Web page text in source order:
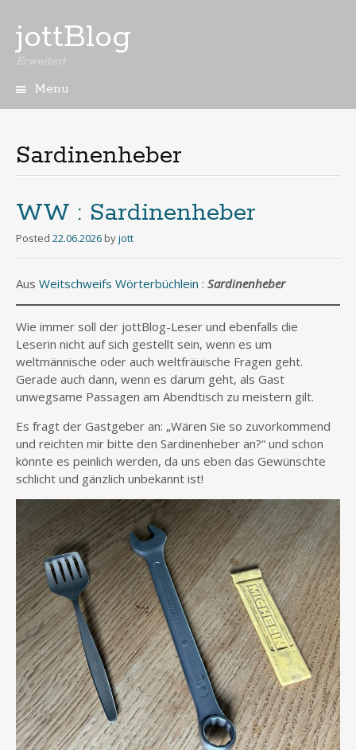
jottBlog
Erweitert
Menu
Sardinenheber
WW : Sardinenheber
Posted 22.06.2026 byjott
Aus Weitschweifs Wörterbüchlein : Sardinenheber
Wie immer soll der jottBlog-Leser und ebenfalls die
Leserin nicht auf sich gestellt sein, wenn es um
weltmännische oder auch weltfräuische Fragen geht.
Gerade auch dann, wenn es darum geht, als Gast
unwegsame Passagen am Abendtisch zu meistern gilt.
Es fragt der Gastgeber an: „Wären Sie so zuvorkommend
und reichten mir bitte den Sardinenheber an?“ und schon
könnte es peinlich werden, da uns eben das Gewünschte
schlicht und gänzlich unbekannt ist!